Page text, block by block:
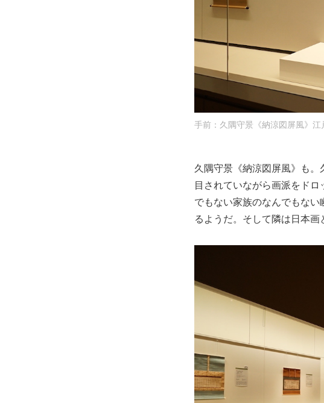
手前：久隅守景《納涼図屏風》
久隅守景《納涼図屏風》も
目されていながら画派をド
でもない家族のなんでもな
るようだ。そして隣は日本画